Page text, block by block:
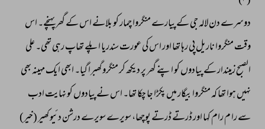
دوسرے دن لالہ جی کے پیارے منگروا چمار کو بلانے اس کے گھر پہنچے۔ اس
وقت منگروا ناریل پی رہا تھا اور اس کی عورت سندریا اپلے تھاپ رہی تھی۔ علی
الصبح زمیندار کے پیادوں کو اپنے گھر پر دیکھ کر منگرو گھبرا گیا۔ ابھی ایک مہینہ بھی
نہیں ہوا تھا کہ منگروا بیگار میں پکڑا جا چکا تھا۔ اس نے پیادوں کو نہایت ادب
سے را م رام کہا اور ڈرتے ڈرتے پوچھا، سویرے سویرے درشن دئیو کھیر (خیر)